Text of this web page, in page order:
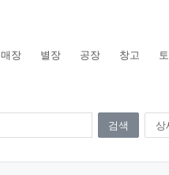
매장 별장 공장 창고
상